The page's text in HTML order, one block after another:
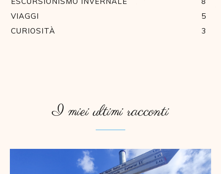
VIAGGI
5
CURIOSITÀ
3
I miei ultimi racconti